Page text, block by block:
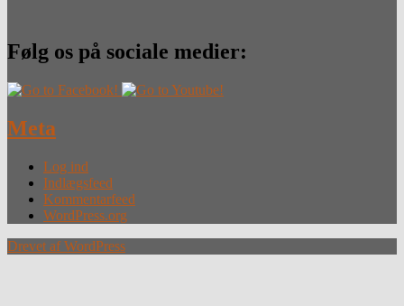
Følg os på sociale medier:
Meta
Log ind
Indlægsfeed
Kommentarfeed
WordPress.org
Drevet af WordPress